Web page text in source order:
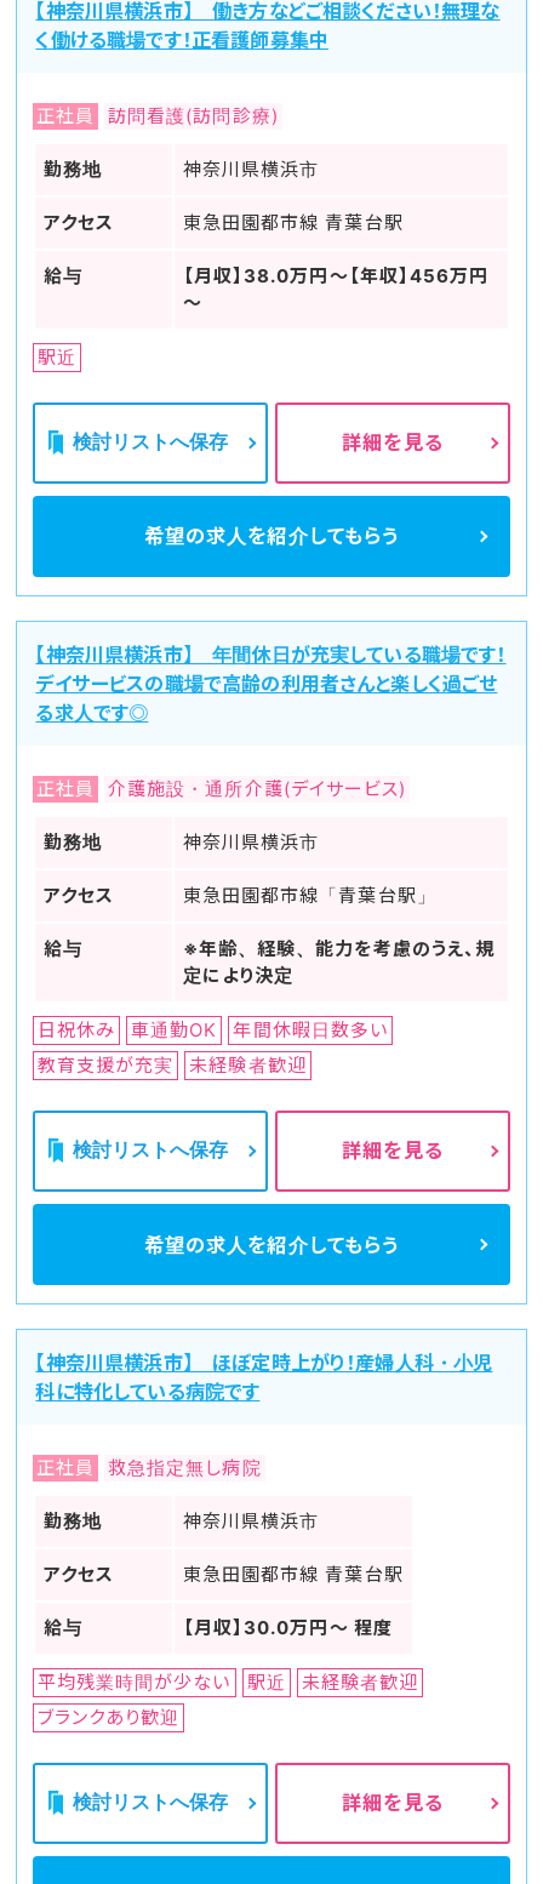
【神奈川県横浜市】 働き方などご相談ください！無理な
く働ける職場です！正看護師募集中
正社員 訪問看護(訪問診療)
勤務地 神奈川県横浜市
アクセス 東急田園都市線 青葉台駅
給与
【月収】38.0万円～【年収】456万円
～
駅近
検討リストへ保存 詳細を見る
希望の求人を紹介してもらう
【神奈川県横浜市】 年間休日が充実している職場です！
デイサービスの職場で高齢の利用者さんと楽しく過ごせ
る求人です◎
正社員 介護施設・通所介護(デイサービス)
勤務地 神奈川県横浜市
アクセス 東急田園都市線「青葉台駅」
給与
※年齢、経験、能力を考慮のうえ、規
定により決定
日祝休み 車通勤OK
年間休暇日数多い
教育支援が充実
未経験者歓迎
検討リストへ保存 詳細を見る
希望の求人を紹介してもらう
【神奈川県横浜市】 ほぼ定時上がり！産婦人科・小児
科に特化している病院です
正社員 救急指定無し病院
勤務地 神奈川県横浜市
アクセス 東急田園都市線 青葉台駅
給与 【月収】30.0万円～ 程度
平均残業時間が少ない 駅近
未経験者歓迎
ブランクあり歓迎
検討リストへ保存 詳細を見る